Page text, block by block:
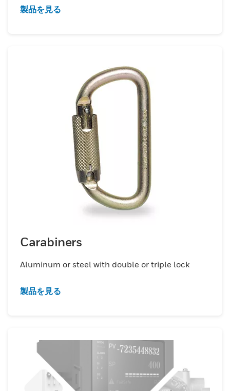
製品を見る
Carabiners
Aluminum or steel with double or triple lock
製品を見る